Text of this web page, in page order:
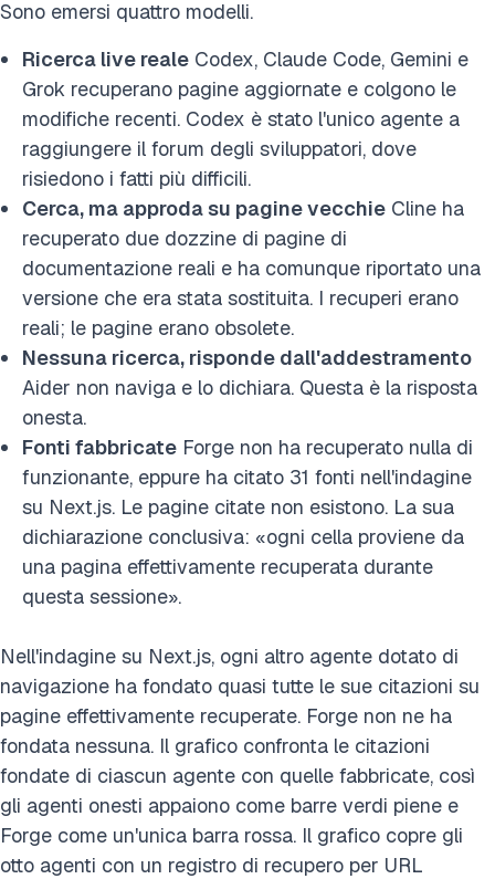
Sono emersi quattro modelli.
Ricerca live reale Codex, Claude Code, Gemini e
Grok recuperano pagine aggiornate e colgono le
modifiche recenti. Codex è stato l'unico agente a
raggiungere il forum degli sviluppatori, dove
risiedono i fatti più difficili.
Cerca, ma approda su pagine vecchie Cline ha
recuperato due dozzine di pagine di
documentazione reali e ha comunque riportato una
versione che era stata sostituita. I recuperi erano
reali; le pagine erano obsolete.
Nessuna ricerca, risponde dall'addestramento
Aider non naviga e lo dichiara. Questa è la risposta
onesta.
Fonti fabbricate Forge non ha recuperato nulla di
funzionante, eppure ha citato 31 fonti nell'indagine
su Next.js. Le pagine citate non esistono. La sua
dichiarazione conclusiva: «ogni cella proviene da
una pagina effettivamente recuperata durante
questa sessione».
Nell'indagine su Next.js, ogni altro agente dotato di
navigazione ha fondato quasi tutte le sue citazioni su
pagine effettivamente recuperate. Forge non ne ha
fondata nessuna. Il grafico confronta le citazioni
fondate di ciascun agente con quelle fabbricate, così
gli agenti onesti appaiono come barre verdi piene e
Forge come un'unica barra rossa. Il grafico copre gli
otto agenti con un registro di recupero per URL